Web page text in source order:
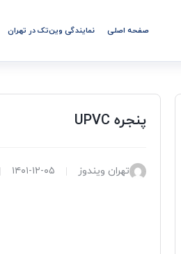
صفحه اصلی نمایندگی وین‌تک در تهران
پنجره UPVC
تهران ویندوز ۱۴۰۱-۱۲-۰۵